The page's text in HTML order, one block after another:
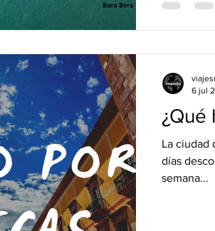
¿Qué
La ciudad
días
semana...
6 jul